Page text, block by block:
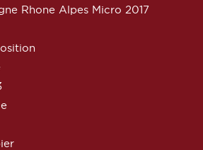
Rhone Alpes Micro 2017